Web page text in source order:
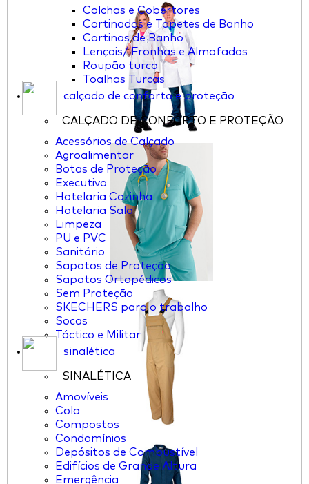
Colchas e Cobertores
Cortinados e Tapetes de Banho
Cortinas de Banho
Lençois/ Fronhas e Almofadas
Roupão turco
Toalhas Turcas
calçado de conforto e proteção
CALÇADO DE CONFORTO E PROTEÇÃO
Acessórios de Calçado
Agroalimentar
Botas de Proteção
Executivo
Hotelaria Cozinha
Hotelaria Sala
Limpeza
PU e PVC
Sanitário
Sapatos de Proteção
Sapatos Ortopédicos
Sem Proteção
SKECHERS para o trabalho
Socas
Táctico e Militar
sinalética
SINALÉTICA
Amovíveis
Cola
Compostos
Condomínios
Depósitos de Combustível
Edifícios de Grande Altura
Emergência